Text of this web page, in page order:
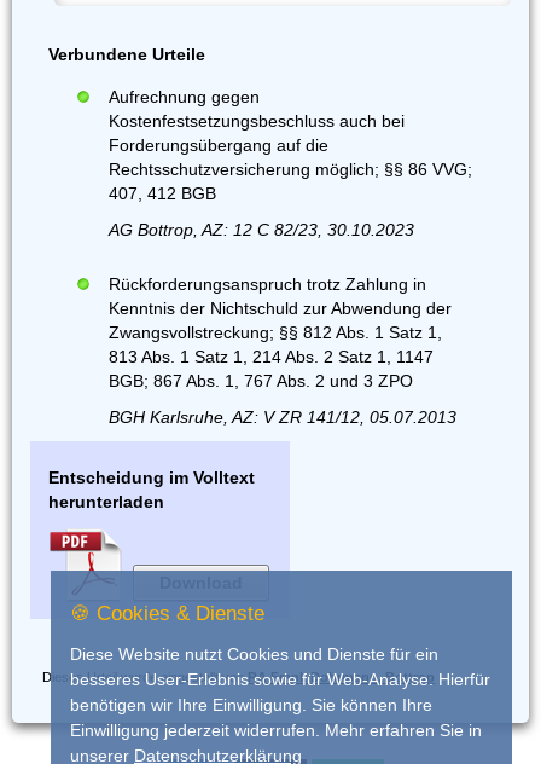
Verbundene Urteile
Aufrechnung gegen
Kostenfestsetzungsbeschluss auch bei
Forderungsübergang auf die
Rechtsschutzversicherung möglich; §§ 86 VVG;
407, 412 BGB
AG Bottrop, AZ: 12 C 82/23, 30.10.2023
Rückforderungsanspruch trotz Zahlung in
Kenntnis der Nichtschuld zur Abwendung der
Zwangsvollstreckung; §§ 812 Abs. 1 Satz 1,
813 Abs. 1 Satz 1, 214 Abs. 2 Satz 1, 1147
BGB; 867 Abs. 1, 767 Abs. 2 und 3 ZPO
BGH Karlsruhe, AZ: V ZR 141/12, 05.07.2013
Entscheidung im Volltext
herunterladen
Dieses Urteil wurde eingestellt vonRA Frank Dohrmann, Bottrop
🍪 Cookies & Dienste
Diese Website nutzt Cookies und Dienste für ein
besseres User-Erlebnis sowie für Web-Analyse. Hierfür
benötigen wir Ihre Einwilligung. Sie können Ihre
Einwilligung jederzeit widerrufen. Mehr erfahren Sie in
unserer Datenschutzerklärung